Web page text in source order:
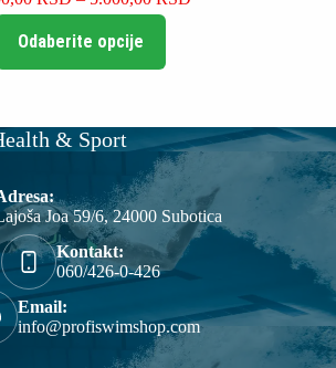
Odaberite opcije
proizvod
mogu
izabrane
na
stranici
proizvoda.
& Sport
Joa 59/6, 24000 Subotica
Kontakt:
060/426-0-426
Email:
info@profiswimshop.com